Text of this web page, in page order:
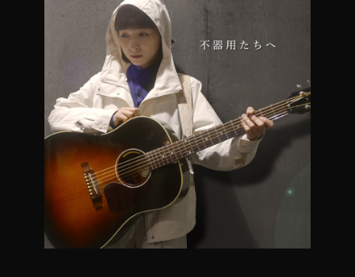
よくある質問